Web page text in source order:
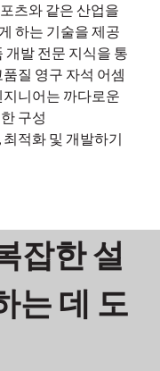
츠와 같은 산업을
하는 기술을 제공
개발 전문 지식을 통
질 영구 자석 어셈
니어는 까다로운
구성
적화 및 개발하기
잡한 설
는 데 도